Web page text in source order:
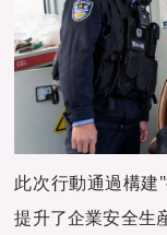
此次行動通過構
提升了企業安全生